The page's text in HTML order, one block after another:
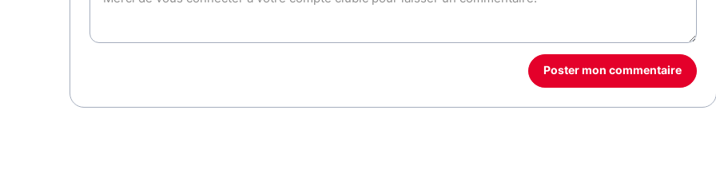
Poster mon commentaire